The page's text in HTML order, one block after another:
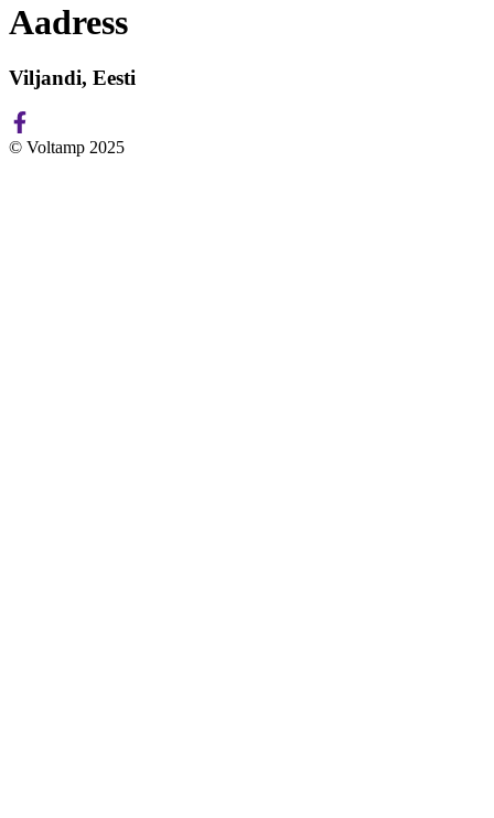
Aadress
Viljandi, Eesti
© Voltamp 2025